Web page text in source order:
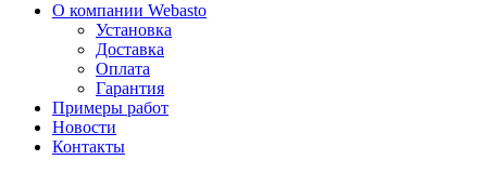
О компании Webasto
Установка
Доставка
Оплата
Гарантия
Примеры работ
Новости
Контакты